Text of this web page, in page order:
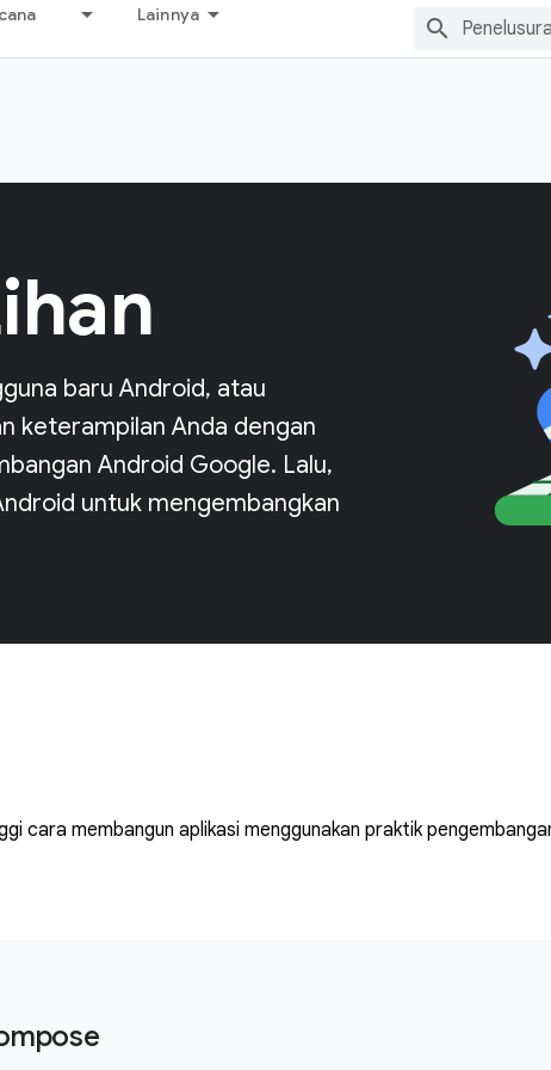
Lainnya
baru Android, atau
keterampilan Anda dengan
Android Google. Lalu,
untuk mengembangkan
cara membangun aplikasi menggunakan praktik